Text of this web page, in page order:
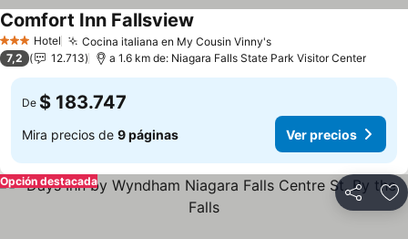
3 Estrellas
Hotel Cocina italiana en My Cousin Vinny'sVer precios
Comfort Inn Fallsview
7,2 12.713 a 1.6 km de: Niagara Falls State Park Visitor Center
De $ 183.747
Mira precios de 9 páginas Ver precios
Compartir
Opción destacada